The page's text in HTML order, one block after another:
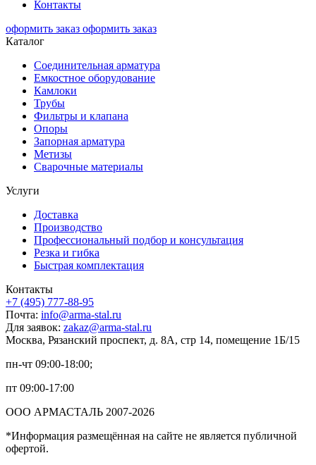
Контакты
оформить заказ оформить заказ
Каталог
Соединительная арматура
Емкостное оборудование
Камлоки
Трубы
Фильтры и клапана
Опоры
Запорная арматура
Метизы
Сварочные материалы
Услуги
Доставка
Производство
Профессиональный подбор и консультация
Резка и гибка
Быстрая комплектация
Контакты
+7 (495) 777-88-95
Почта: info@arma-stal.ru
Для заявок: zakaz@arma-stal.ru
Москва, Рязанский проспект, д. 8А, стр 14, помещение 1Б/15
пн-чт 09:00-18:00;
пт 09:00-17:00
ООО АРМАСТАЛЬ 2007-2026
*Информация размещённая на сайте не является публичной
офертой.